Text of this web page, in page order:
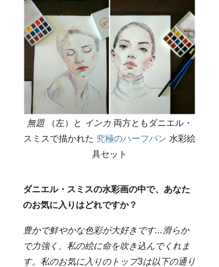
無題（左）と インカ両方ともダニエル・
スミスで描かれた 究極のハーフパン 水彩絵
具セット
ダニエル・スミスの水彩画の中で、あなた
のお気に入りはどれですか？
豊かで鮮やかな色彩が大好きです…滑らか
で力強く、私の絵に命を吹き込んでくれま
す。私のお気に入りのトップ3は以下の通り